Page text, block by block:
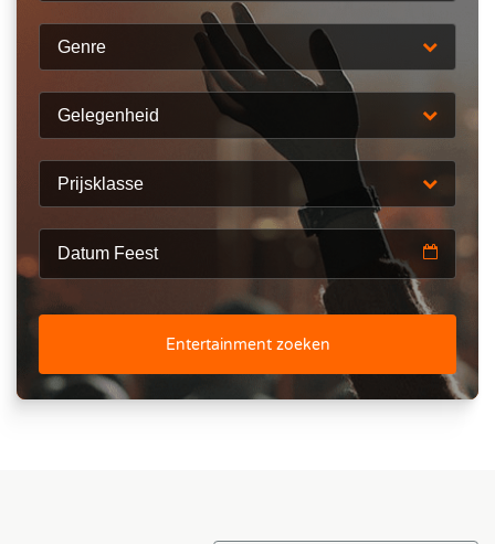
Genre
Gelegenheid
Prijsklasse
Entertainment zoeken